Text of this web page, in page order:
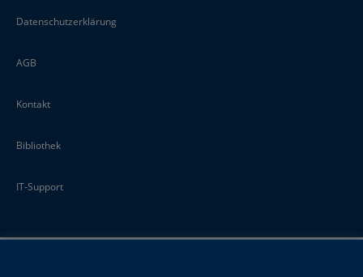
Datenschutzerklärung
AGB
Kontakt
Bibliothek
IT-Support